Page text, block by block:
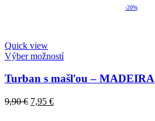
-20%
Quick view
Výber možností
Turban s mašľou – MADEIRA
9,90€ Original
7,95 €Current